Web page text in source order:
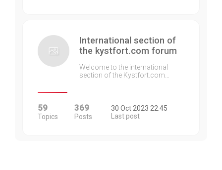
International section of
the kystfort.com forum
Welcome to the international
section of the Kystfort.com…
59
Topics
369
Posts
30 Oct 2023 22:45
Last post